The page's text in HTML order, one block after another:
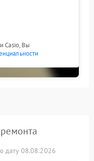
Casio, Вы
дату 08.08.2026